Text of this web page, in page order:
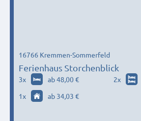
Ferienhaus Storchenblick
16766 Kremmen-Sommerfeld
3x ab 48,00 € 2x
1x ab 34,03 €